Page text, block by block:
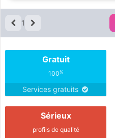
1
Gratuit
100%
Services gratuits
Sérieux
profils de qualité